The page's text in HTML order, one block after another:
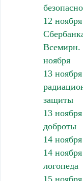
12
Всемирн.
ноября
13
защиты
13
доброты
14
14
логопеда
15